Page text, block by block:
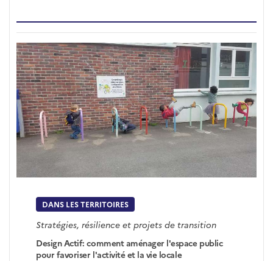
DANS LES TERRITOIRES
Stratégies, résilience et projets de transition
Design Actif: comment aménager l'espace public
pour favoriser l'activité et la vie locale